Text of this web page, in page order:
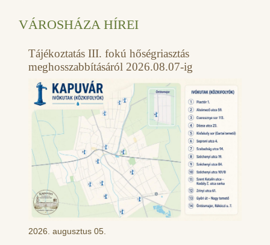
VÁROSHÁZA HÍREI
Tájékoztatás III. fokú hőségriasztás
meghosszabbításáról 2026.08.07-ig
2026. augusztus 05.